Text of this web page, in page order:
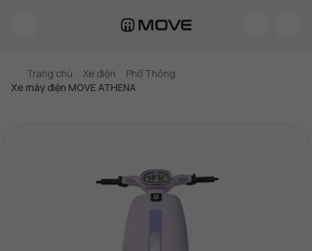
Trang chủ Xe điện
Phổ Thông
Xe máy điện MOVE ATHENA